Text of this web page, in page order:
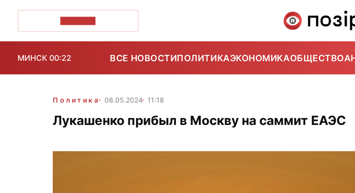
МИНСК 00:22 ВСЕ НОВОСТИПОЛИТИКАЭКОНОМИКАОБЩЕСТВО
Политика 08.05.2024 11:18
Лукашенко прибыл в Москву на саммит ЕАЭС